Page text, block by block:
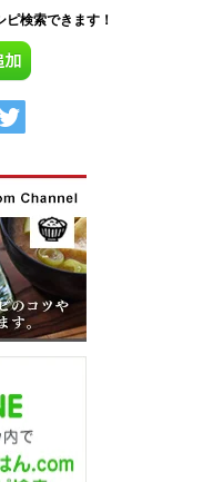
検索できます！